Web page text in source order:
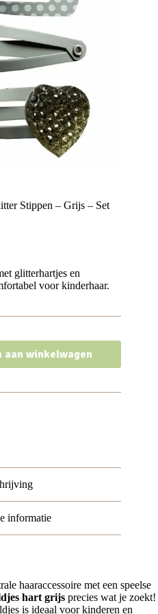
Stippen – Grijs – Set
glitterhartjes en
voor kinderhaar.
aan winkelwagen
informatie
haaraccessoire met een speelse
hart grijs precies wat je zoekt!
is ideaal voor kinderen en